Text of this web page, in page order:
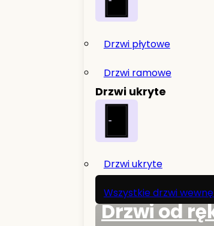
Drzwi płytowe
Drzwi ramowe
Drzwi ukryte
Drzwi ukryte
Wszystkie drzwi
Drzwi od